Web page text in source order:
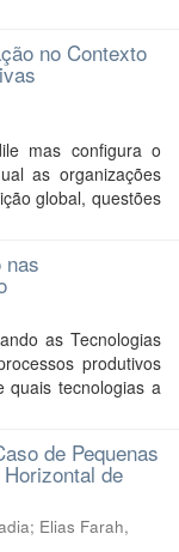
no Contexto
mas configura o
as organizações
global, questões
nas
as Tecnologias
produtivos
quais tecnologias a
de Pequenas
de
; Elias Farah,